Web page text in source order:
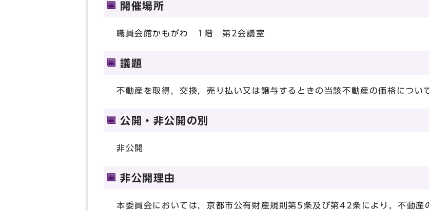
開催場所
職員会館かもがわ 1階 第2会議室
議題
不動産を取得，交換，売り払い又は譲与するときの当該不動産の価格につい
公開・非公開の別
非公開
非公開理由
本委員会においては，京都市公有財産規則第5条及び第42条により，不動産